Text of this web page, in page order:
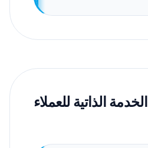
الخدمة الذاتية للعملاء